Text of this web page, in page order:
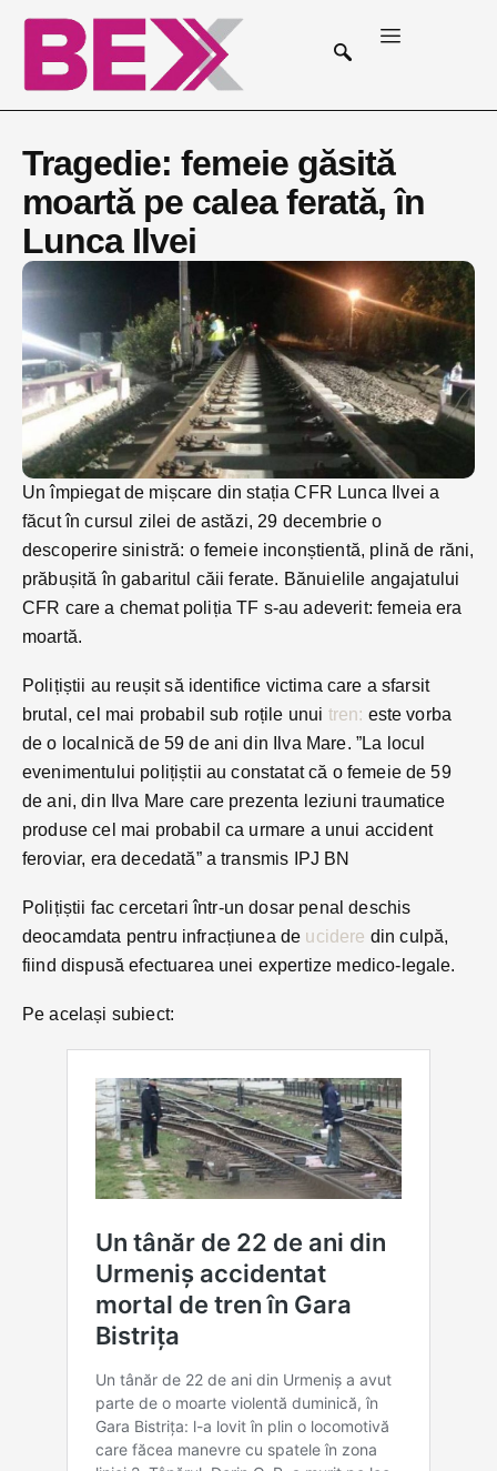
Tragedie: femeie găsită
moartă pe calea ferată, în
Lunca Ilvei
Un împiegat de mișcare din stația CFR Lunca Ilvei a
făcut în cursul zilei de astăzi, 29 decembrie o
descoperire sinistră: o femeie inconștientă, plină de răni,
prăbușită în gabaritul căii ferate. Bănuielile angajatului
CFR care a chemat poliția TF s-au adeverit: femeia era
moartă.
Polițiștii au reușit să identifice victima care a sfarsit
brutal, cel mai probabil sub roțile unui tren: este vorba
de o localnică de 59 de ani din Ilva Mare. ”La locul
evenimentului polițiștii au constatat că o femeie de 59
de ani, din Ilva Mare care prezenta leziuni traumatice
produse cel mai probabil ca urmare a unui accident
feroviar, era decedată” a transmis IPJ BN
Polițiștii fac cercetari într-un dosar penal deschis
deocamdata pentru infracțiunea de ucidere din culpă,
fiind dispusă efectuarea unei expertize medico-legale.
Pe același subiect: